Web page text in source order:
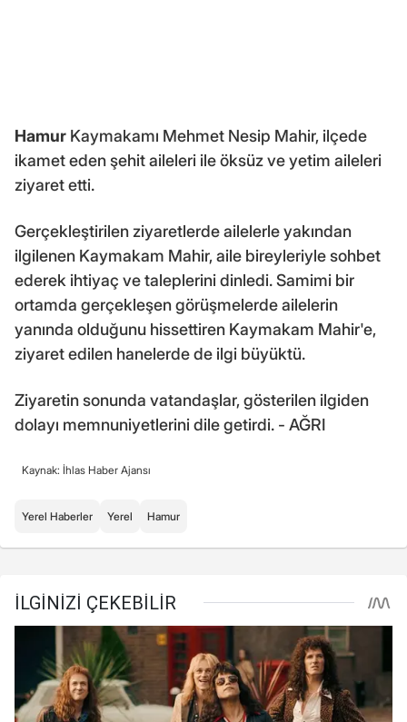
Hamur Kaymakamı Mehmet Nesip Mahir, ilçede
ikamet eden şehit aileleri ile öksüz ve yetim aileleri
ziyaret etti.
Gerçekleştirilen ziyaretlerde ailelerle yakından
ilgilenen Kaymakam Mahir, aile bireyleriyle sohbet
ederek ihtiyaç ve taleplerini dinledi. Samimi bir
ortamda gerçekleşen görüşmelerde ailelerin
yanında olduğunu hissettiren Kaymakam Mahir'e,
ziyaret edilen hanelerde de ilgi büyüktü.
Ziyaretin sonunda vatandaşlar, gösterilen ilgiden
dolayı memnuniyetlerini dile getirdi. - AĞRI
Kaynak: İhlas Haber Ajansı
Yerel Haberler Yerel Hamur